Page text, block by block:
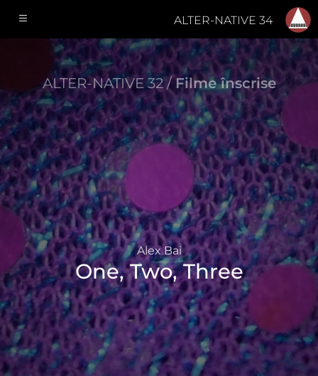
ALTER-NATIVE 34
ALTER-NATIVE 32 /Filme înscrise
Alex Bai
One, Two, Three